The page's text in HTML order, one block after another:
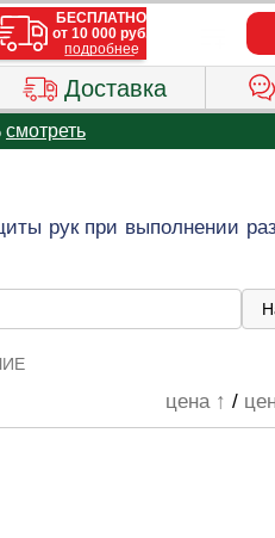
Доставка
смотреть
рук при выполнении
цена ↑ /